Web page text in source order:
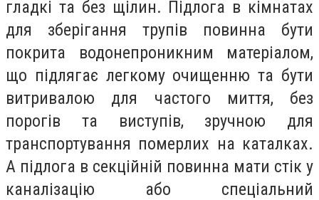
гладкі та без щілин. Підлога в кімнатах
для зберігання трупів повинна бути
покрита водонепроникним матеріалом,
що підлягає легкому очищенню та бути
витривалою для частого миття, без
порогів та виступів, зручною для
транспортування померлих на каталках.
А підлога в секційній повинна мати стік у
каналізацію або спеціальний